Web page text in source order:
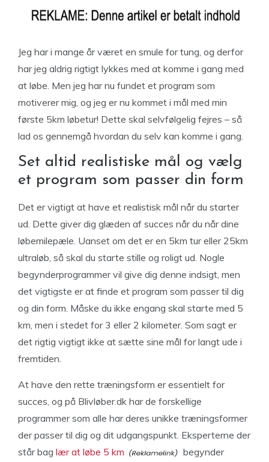
Jeg har i mange år været en smule for tung, og derfor
har jeg aldrig rigtigt lykkes med at komme i gang med
at løbe. Men jeg har nu fundet et program som
motiverer mig, og jeg er nu kommet i mål med min
første 5km løbetur! Dette skal selvfølgelig fejres – så
lad os gennemgå hvordan du selv kan komme i gang.
Set altid realistiske mål og vælg
et program som passer din form
Det er vigtigt at have et realistisk mål når du starter
ud. Dette giver dig glæden af succes når du når dine
løbemilepæle. Uanset om det er en 5km tur eller 25km
ultraløb, så skal du starte stille og roligt ud. Nogle
begynderprogrammer vil give dig denne indsigt, men
det vigtigste er at finde et program som passer til dig
og din form. Måske du ikke engang skal starte med 5
km, men i stedet for 3 eller 2 kilometer. Som sagt er
det rigtig vigtigt ikke at sætte sine mål for langt ude i
fremtiden.
At have den rette træningsform er essentielt for
succes, og på Blivløber.dk har de forskellige
programmer som alle har deres unikke træningsformer
der passer til dig og dit udgangspunkt. Eksperterne der
står bag lær at løbe 5 km
begynder